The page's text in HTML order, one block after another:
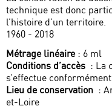
technique est donc
l’histoire d’un territoire.
1960 - 2018
Métrage linéaire: 6 ml
Conditions d’accès : La
s’effectue
Lieu de conservation :
et-Loire